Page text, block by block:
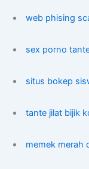
web phising
sex porno
situs bokep
tante jilat bijik
memek merah